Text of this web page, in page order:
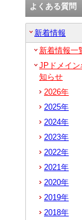
よくある質問
新着情報
新着情報一
JPドメイン
知らせ
2026年
2025年
2024年
2023年
2022年
2021年
2020年
2019年
2018年